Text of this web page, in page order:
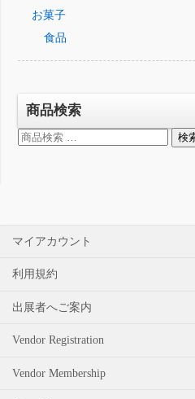
お菓子
食品
商品検索
検
検
マイアカウント
利用規約
出展者へご案内
Vendor Registration
Vendor Membership